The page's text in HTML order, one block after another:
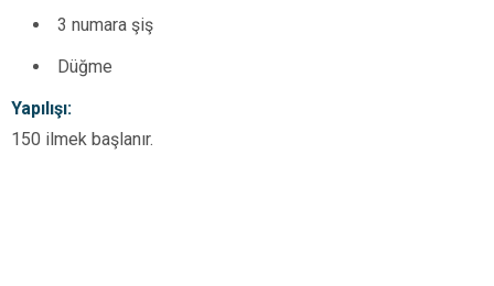
3 numara şiş
Düğme
Yapılışı:
150 ilmek başlanır.